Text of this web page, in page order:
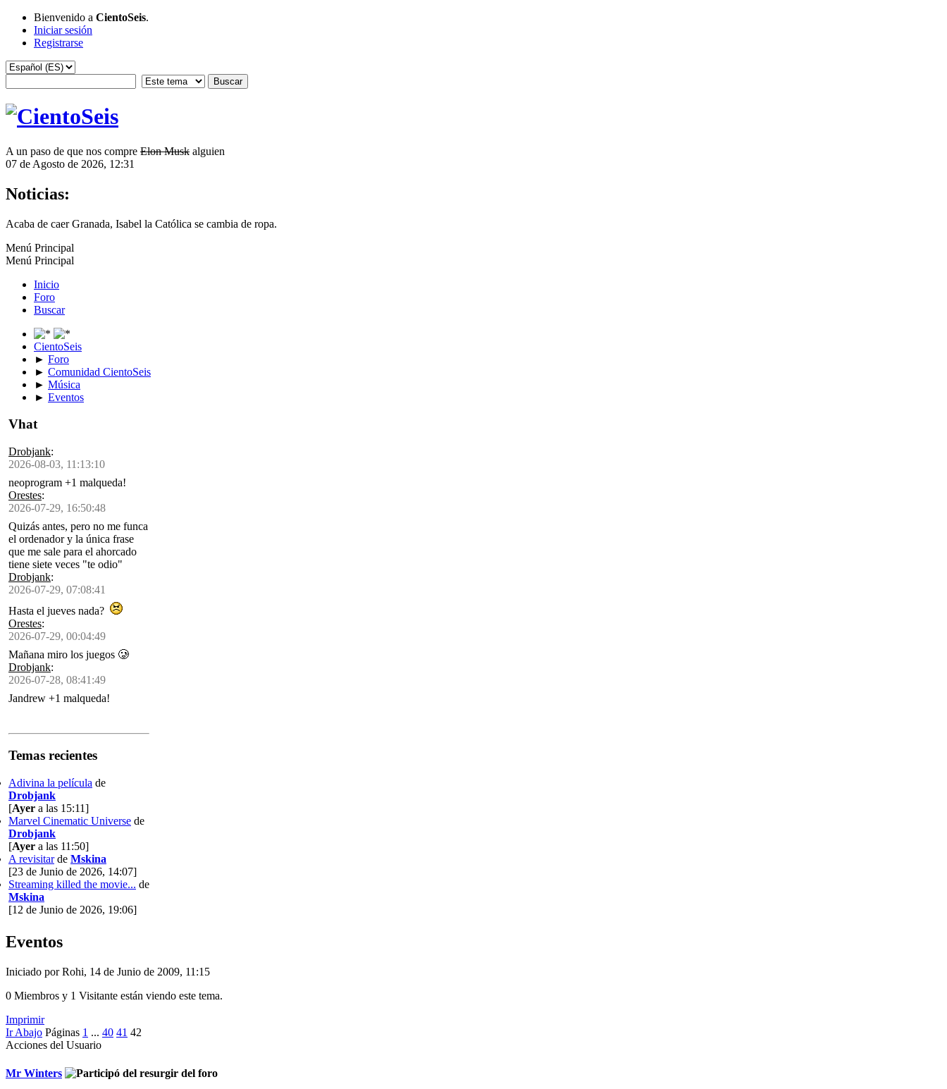
Bienvenido a CientoSeis.
Iniciar sesión
Registrarse
A un paso de que nos compre Elon Musk alguien
07 de Agosto de 2026, 12:31
Noticias:
Acaba de caer Granada, Isabel la Católica se cambia de ropa.
Menú Principal
Menú Principal
Inicio
Foro
Buscar
CientoSeis
► Foro
► Comunidad CientoSeis
► Música
► Eventos
Vhat
Drobjank:
2026-08-03, 11:13:10
neoprogram +1 malqueda!
Orestes:
2026-07-29, 16:50:48
Quizás antes, pero no me funca
el ordenador y la única frase
que me sale para el ahorcado
tiene siete veces "te odio"
Drobjank:
2026-07-29, 07:08:41
Hasta el jueves nada?
Orestes:
2026-07-29, 00:04:49
Mañana miro los juegos 🥲
Drobjank:
2026-07-28, 08:41:49
Jandrew +1 malqueda!
Temas recientes
Adivina la película de
Drobjank
[Ayer a las 15:11]
Marvel Cinematic Universe de
Drobjank
[Ayer a las 11:50]
A revisitarde Mskina
[23 de Junio de 2026, 14:07]
Streaming killed the movie... de
Mskina
[12 de Junio de 2026, 19:06]
Eventos
Iniciado por Rohi, 14 de Junio de 2009, 11:15
0 Miembros y 1 Visitante están viendo este tema.
Imprimir
Ir Abajo Páginas 1 ... 40 41 42
Acciones del Usuario
Mr Winters